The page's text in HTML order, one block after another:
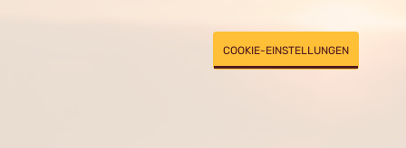
COOKIE-EINSTELLUNGEN